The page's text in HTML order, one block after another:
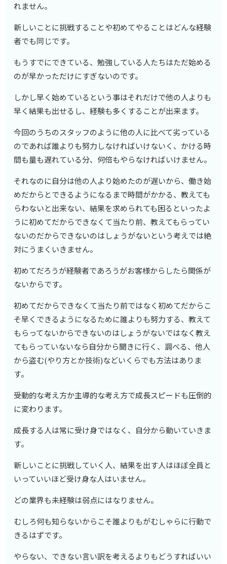
れません。
新しいことに挑戦することや初めてやることはどんな経験
者でも同じです。
もうすでにできている、勉強している人たちはただ始める
のが早かっただけにすぎないのです。
しかし早く始めているという事はそれだけで他の人よりも
早く結果も出せるし、経験も多くすることが出来ます。
今回のうちのスタッフのように他の人に比べて劣っている
のであれば誰よりも努力しなければいけないく、かける時
間も量も遅れている分、何倍もやらなければいけません。
それなのに自分は他の人より始めたのが遅いから、働き始
めだからとできるようになるまで時間がかかる、教えても
らわないと出来ない、結果を求められても困るといったよ
うに初めてだからできなくて当たり前、教えてもらってい
ないのだからできないのはしょうがないという考えでは絶
対にうまくいきません。
初めてだろうが経験者であろうがお客様からしたら関係が
ないからです。
初めてだからできなくて当たり前ではなく初めてだからこ
そ早くできるようになるために誰よりも努力する、教えて
もらってないからできないのはしょうがないではなく教え
てもらっていないなら自分から聞きに行く、調べる、他人
から盗む(やり方とか技術)などいくらでも方法はありま
す。
受動的な考え方か主導的な考え方で成長スピードも圧倒的
に変わります。
成長する人は常に受け身ではなく、自分から動いていきま
す。
新しいことに挑戦していく人、結果を出す人はほぼ全員と
いっていいほど受け身な人はいません。
どの業界も未経験は弱点にはなりません。
むしろ何も知らないからこそ誰よりもがむしゃらに行動で
きるはずです。
やらない、できない言い訳を考えるよりもどうすればいい